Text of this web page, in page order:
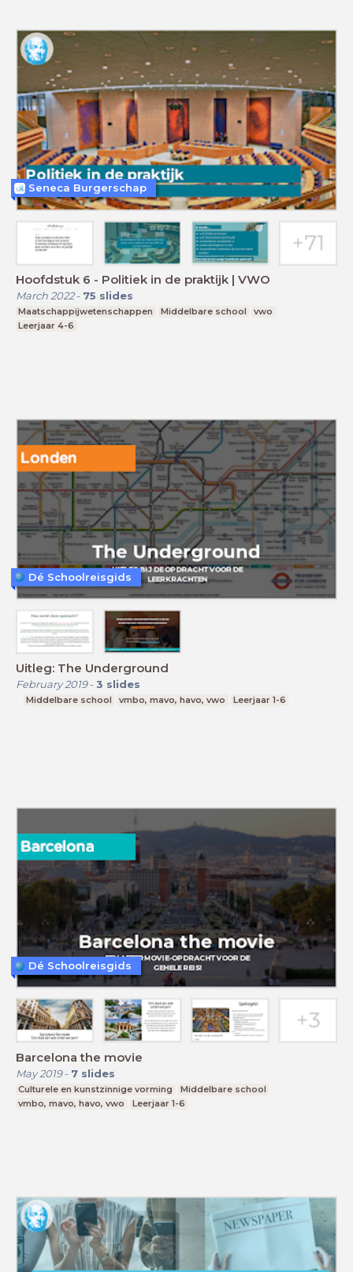
Hoofdstuk 6 - Politiek in de praktijk | VWO
March 2022- 75 slides
Maatschappijwetenschappen Middelbare school
vwo
Leerjaar 4-6
Seneca Burgerschap
Uitleg: The Underground
February 2019- 3 slides
Middelbare school vmbo, mavo, havo, vwo Leerjaar 1-6
Dé Schoolreisgids
Barcelona the movie
May 2019- 7 slides
Culturele en kunstzinnige vorming
Middelbare school
vmbo, mavo, havo, vwo
Leerjaar 1-6
Dé Schoolreisgids